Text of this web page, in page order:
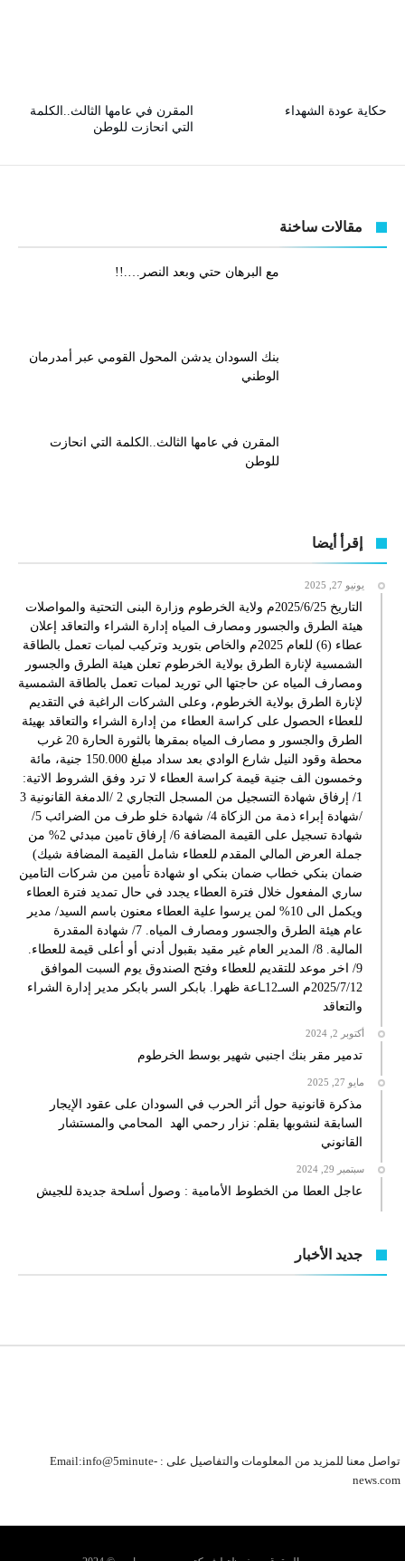
المقرن في عامها الثالث..الكلمة
التي انحازت للوطن
حكاية عودة الشهداء
مقالات ساخنة
مع البرهان حتي وبعد النصر….!!
بنك السودان يدشن المحول القومي عبر أمدرمان
الوطني
المقرن في عامها الثالث..الكلمة التي انحازت
للوطن
إقرأ أيضا
يونيو 27, 2025
التاريخ 2025/6/25م ولاية الخرطوم وزارة البنى التحتية والمواصلات
هيئة الطرق والجسور ومصارف المياه إدارة الشراء والتعاقد إعلان
عطاء (6) للعام 2025م والخاص بتوريد وتركيب لمبات تعمل بالطاقة
الشمسية لإنارة الطرق بولاية الخرطوم تعلن هيئة الطرق والجسور
ومصارف المياه عن حاجتها الي توريد لمبات تعمل بالطاقة الشمسية
لإنارة الطرق بولاية الخرطوم، وعلى الشركات الراغبة في التقديم
للعطاء الحصول على كراسة العطاء من إدارة الشراء والتعاقد بهيئة
الطرق والجسور و مصارف المياه بمقرها بالثورة الحارة 20 غرب
محطة وقود النيل شارع الوادي بعد سداد مبلغ 150.000 جنية، مائة
وخمسون الف جنية قيمة كراسة العطاء لا ترد وفق الشروط الاتية:
1/ إرفاق شهادة التسجيل من المسجل التجاري 2 /الدمغة القانونية 3
/شهادة إبراء ذمة من الزكاة 4/ شهادة خلو طرف من الضرائب 5/
شهادة تسجيل على القيمة المضافة 6/ إرفاق تامين مبدئي 2% من
جملة العرض المالي المقدم للعطاء شامل القيمة المضافة شيك)
ضمان بنكي خطاب ضمان بنكي او شهادة تأمين من شركات التامين
ساري المفعول خلال فترة العطاء يجدد في حال تمديد فترة العطاء
ويكمل الى 10% لمن يرسوا علية العطاء معنون باسم السيد/ مدير
عام هيئة الطرق والجسور ومصارف المياه. 7/ شهادة المقدرة
المالية. 8/ المدير العام غير مقيد بقبول أدني أو أعلى قيمة للعطاء.
9/ اخر موعد للتقديم للعطاء وفتح الصندوق يوم السبت الموافق
2025/7/12م السـ12ـاعة ظهرا. بابكر السر بابكر مدير إدارة الشراء
والتعاقد
أكتوبر 2, 2024
تدمير مقر بنك اجنبي شهير بوسط الخرطوم
مايو 27, 2025
مذكرة قانونية حول أثر الحرب في السودان على عقود الإيجار
السابقة لنشوبها بقلم: نزار رحمي الهد المحامي والمستشار
القانوني
سبتمبر 29, 2024
عاجل العطا من الخطوط الأمامية : وصول أسلحة جديدة للجيش
جديد الأخبار
تواصل معنا للمزيد من المعلومات والتفاصيل على : Email:info@5minute-
news.com